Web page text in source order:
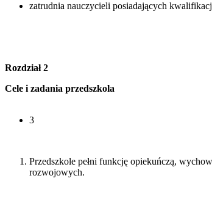
zatrudnia nauczycieli posiadających
Rozdział 2
Cele i zadania przedszkola
3
Przedszkole pełni funkcję opiekuńczą,
rozwojowych.